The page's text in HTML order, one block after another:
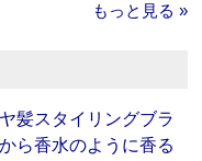
もっと見る »
髪スタイリングブラ
ら香水のように香る